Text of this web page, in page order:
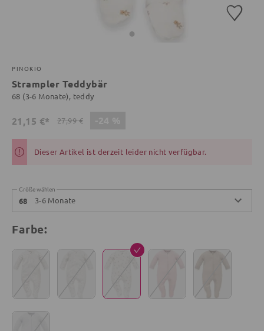
PINOKIO
Strampler Teddybär
68 (3-6 Monate), teddy
21,15 €* 27,99 €
Dieser Artikel ist derzeit leider nicht verfügbar.
Größe wählen
68 3-6 Monate
Farbe: